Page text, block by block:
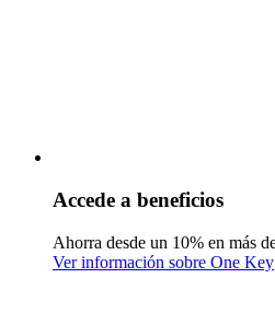
Accede a beneficios
Ahorra desde un 10% en más
Ver información sobre One Key